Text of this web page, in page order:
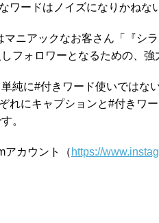
ワードはノイズになりかねな
ニアックなお客さん「『シ
フォロワーとなるための、強
純に#付きワード使いではな
れにキャプションと#付きワ
。
アカウント（ https://